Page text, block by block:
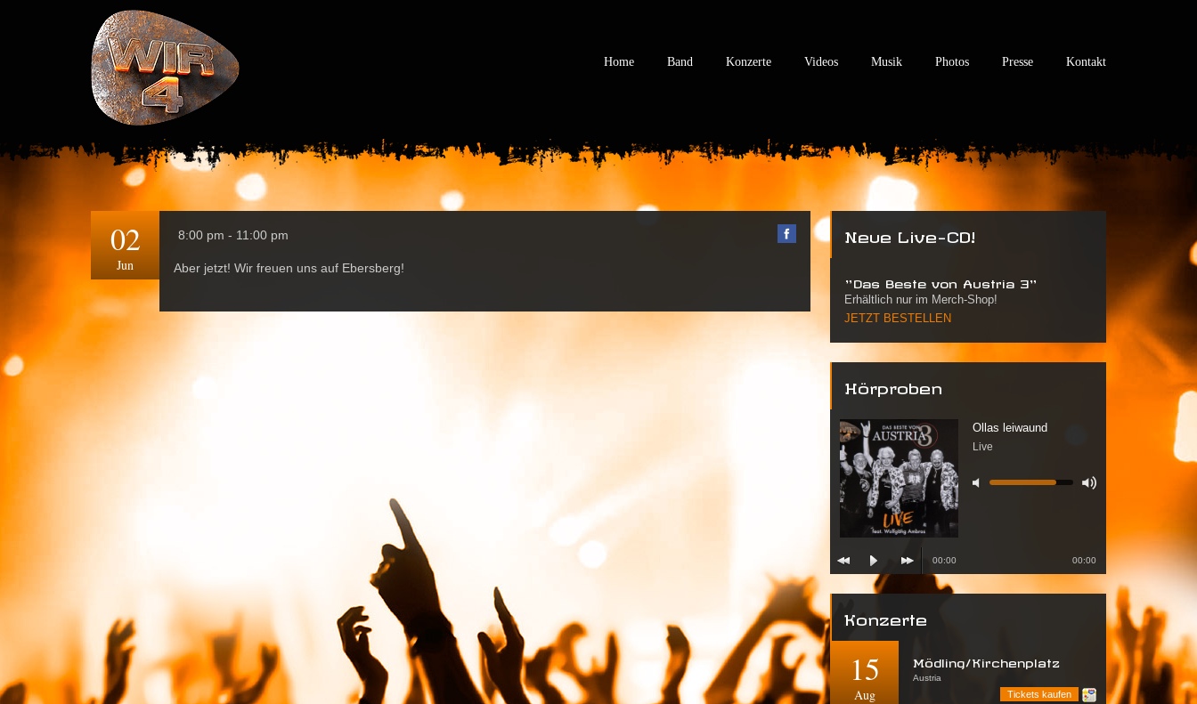
Home Band Konzerte Videos Musik Photos Presse Kontakt
02
Jun
8:00 pm - 11:00 pm
Aber jetzt! Wir freuen uns auf Ebersberg!
Neue Live-CD!
"Das Beste von Austria 3"
Erhältlich nur im Merch-Shop!
JETZT BESTELLEN
Hörproben
Ollas leiwaund
Live
00:00 00:00
Konzerte
15
Aug
Mödling/Kirchenplatz
Austria
Tickets kaufen